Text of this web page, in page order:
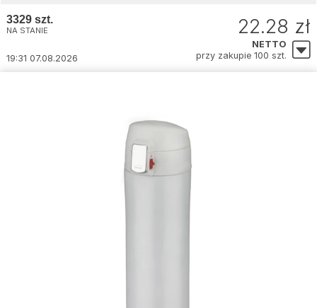
3329 szt.
NA STANIE
19:31 07.08.2026
22.28 zł
NETTO
przy zakupie 100 szt.